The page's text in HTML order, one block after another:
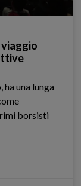
viaggio
una lunga
borsisti